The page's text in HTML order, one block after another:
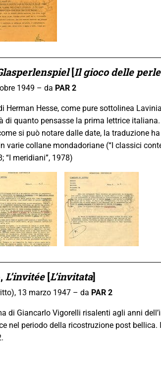
[Il gioco delle
1949 – da PAR 2
Herman Hesse, come pure sottolinea
di quanto pensasse la prima lettrice
si può notare dalle date, la traduzione
varie collane mondadoriane (“I classici
“I meridiani”, 1978)
, L’invitée[L’invitata]
13 marzo 1947 – da PAR 2
di Giancarlo Vigorelli risalenti agli anni
nel periodo della ricostruzione post